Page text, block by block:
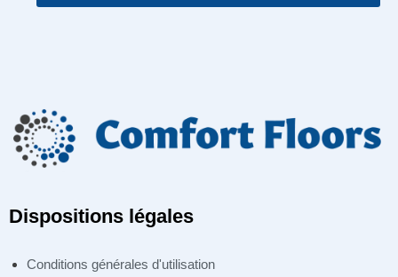
Dispositions légales
Conditions générales d'utilisation